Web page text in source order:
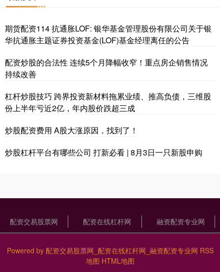
期货配资114 抗通胀LOF: 银华基金管理股份有限公司关于银
华抗通胀主题证券投资基金(LOF)基金经理离任的公告
配资炒股的合法性 连续5个月降幅收窄！重点房企销售情况
持续改善
杠杆炒股技巧 跨界投资新材料拖累业绩、推高负债，三维股
份上半年亏近2亿，年内股价跌超三成
炒股配资费用 A股大涨原因，找到了！
炒股杠杆平台有哪些公司 打新必看 | 8月3日一只新股申购
配资交易股票网 配资在线杠杆网 融资配资专业网
Powered by 配资交易股票网_配资在线杠杆网_融资配资专业网 RSS
地图 HTML地图